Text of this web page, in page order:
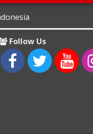
Follow Us